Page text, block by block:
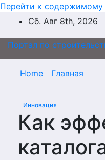
Перейти к содержимому
Сб. Авг 8th, 2026
Портал по
Home Главная
Инновация
Как